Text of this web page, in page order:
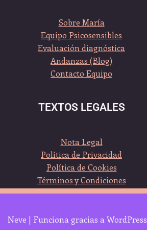
Sobre María
Equipo Psicosensibles
Evaluación diagnóstica
Andanzas (Blog)
Contacto Equipo
TEXTOS LEGALES
Nota Legal
Política de Privacidad
Política de Cookies
Términos y Condiciones
Neve | Funciona gracias a WordPress